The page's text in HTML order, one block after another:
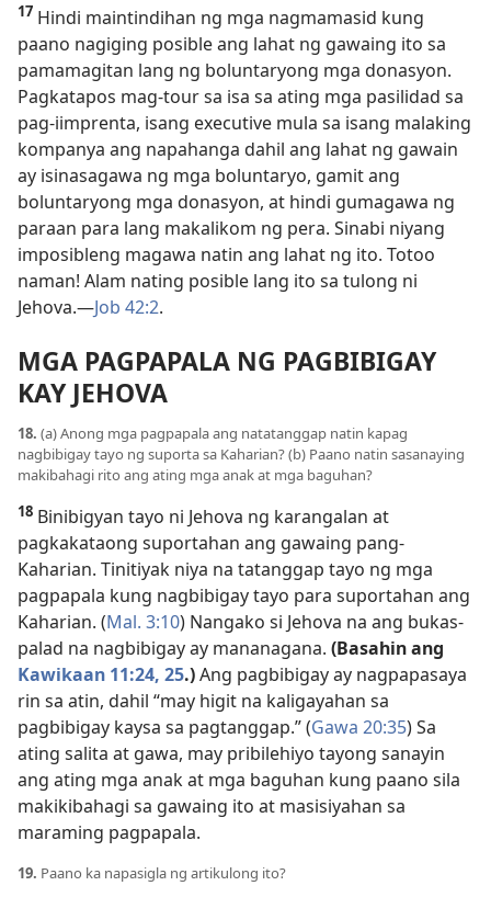
17 Hindi maintindihan ng mga nagmamasid kung
paano nagiging posible ang lahat ng gawaing ito sa
pamamagitan lang ng boluntaryong mga donasyon.
Pagkatapos mag-tour sa isa sa ating mga pasilidad sa
pag-iimprenta, isang executive mula sa isang malaking
kompanya ang napahanga dahil ang lahat ng gawain
ay isinasagawa ng mga boluntaryo, gamit ang
boluntaryong mga donasyon, at hindi gumagawa ng
paraan para lang makalikom ng pera. Sinabi niyang
imposibleng magawa natin ang lahat ng ito. Totoo
naman! Alam nating posible lang ito sa tulong ni
Jehova.—Job 42:2.
MGA PAGPAPALA NG PAGBIBIGAY
KAY JEHOVA
18. (a) Anong mga pagpapala ang natatanggap natin kapag
nagbibigay tayo ng suporta sa Kaharian? (b) Paano natin sasanaying
makibahagi rito ang ating mga anak at mga baguhan?
18 Binibigyan tayo ni Jehova ng karangalan at
pagkakataong suportahan ang gawaing pang-
Kaharian. Tinitiyak niya na tatanggap tayo ng mga
pagpapala kung nagbibigay tayo para suportahan ang
Kaharian. (Mal. 3:10) Nangako si Jehova na ang bukas-
palad na nagbibigay ay mananagana. (Basahin ang
Kawikaan 11:24, 25.)Ang pagbibigay ay nagpapasaya
rin sa atin, dahil “may higit na kaligayahan sa
pagbibigay kaysa sa pagtanggap.” (Gawa 20:35) Sa
ating salita at gawa, may pribilehiyo tayong sanayin
ang ating mga anak at mga baguhan kung paano sila
makikibahagi sa gawaing ito at masisiyahan sa
maraming pagpapala.
19. Paano ka napasigla ng artikulong ito?